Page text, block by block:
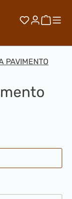
Hai 0Il
PAVIMENTO